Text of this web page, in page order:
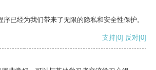
已经为我们带来了无限的隐私和安全性保护。
支持[0] 反对[0]